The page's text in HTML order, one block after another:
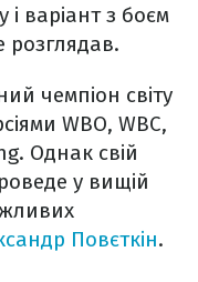
і варіант з боєм
розглядав.
чемпіон світу
WBO, WBC,
Однак свій
у вищій
Повєткін.